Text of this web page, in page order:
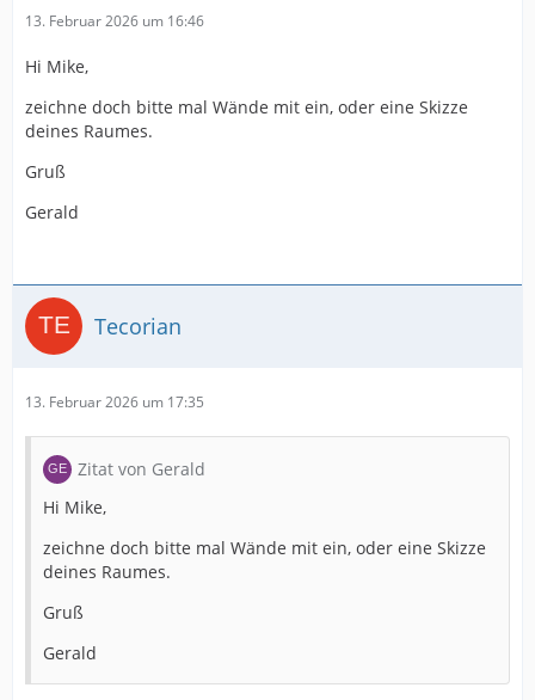
13. Februar 2026 um 16:46
Hi Mike,
zeichne doch bitte mal Wände mit ein, oder eine Skizze
deines Raumes.
Gruß
Gerald
Tecorian
13. Februar 2026 um 17:35
Zitat von Gerald
Hi Mike,
zeichne doch bitte mal Wände mit ein, oder eine Skizze
deines Raumes.
Gruß
Gerald